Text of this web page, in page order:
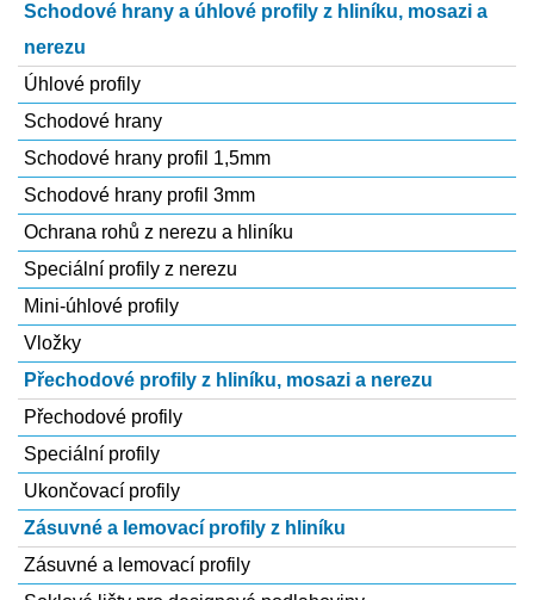
Schodové hrany a úhlové profily z hliníku, mosazi a
nerezu
Úhlové profily
Schodové hrany
Schodové hrany profil 1,5mm
Schodové hrany profil 3mm
Ochrana rohů z nerezu a hliní­ku
Speciální­ profily z nerezu
Mini-úhlové profily
Vložky
Přechodové profily z hliníku, mosazi a nerezu
Přechodové profily
Speciální profily
Ukončovací profily
Zásuvné a lemovací profily z hliníku
Zásuvné a lemovací profily